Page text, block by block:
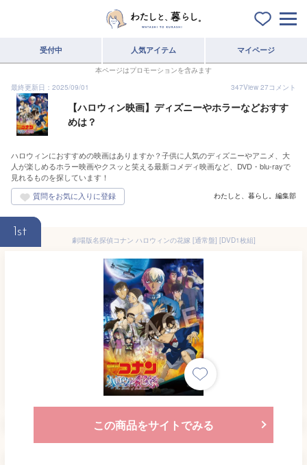
受付中 人気アイテム マイページ
本ページはプロモーションを含みます
最終更新日：2025/09/01
347View 27コメント
【ハロウィン映画】ディズニーやホラーなどおすす
めは？
ハロウィンにおすすめの映画はありますか？子供に人気のディズニーやアニメ、大
人が楽しめるホラー映画やクスッと笑える最新コメディ映画など、DVD・blu-rayで
見れるものを探しています！
わたしと、暮らし。編集部
1st
劇場版名探偵コナン ハロウィンの花嫁 [通常盤] [DVD1枚組]
この商品をサイトでみる